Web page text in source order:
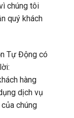
chúng tôi
quý khách
Tự Động có
hàng
dịch vụ
chúng